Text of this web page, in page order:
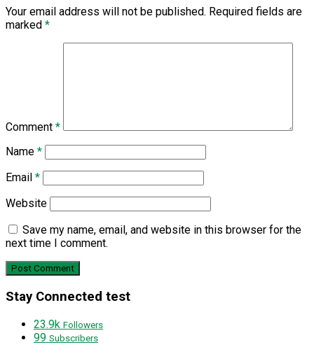
Your email address will not be published. Required fields are
marked *
Comment *
Name *
Email *
Website
Save my name, email, and website in this browser for the
next time I comment.
Stay Connected test
23.9k Followers
99 Subscribers